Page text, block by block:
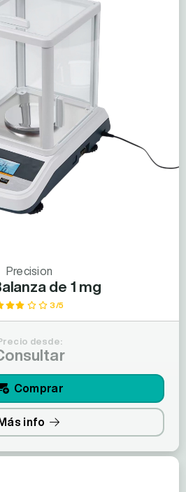
Precision
de 1 mg
3/5
desde:
Comprar
Más info